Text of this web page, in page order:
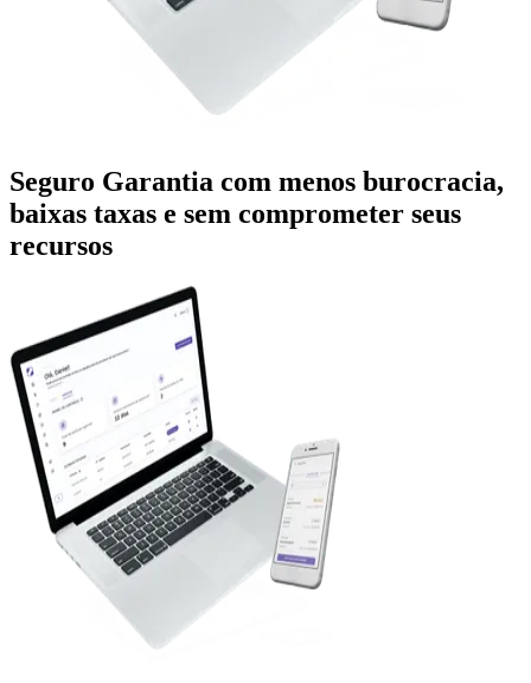
Seguro Garantia com menos burocracia,
baixas taxas e sem comprometer seus
recursos